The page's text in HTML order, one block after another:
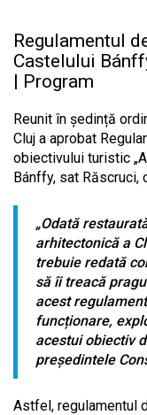
Regulamentul
Castelului
| Program
Reunit în ședință
Cluj a aprobat
obiectivului turistic
Bánffy, sat Răscruci,
„Odată
arhitectonică a
trebuie redată
să îi treacă
acest
funcționare,
acestui obiectiv
președintele
Astfel, regulamentul